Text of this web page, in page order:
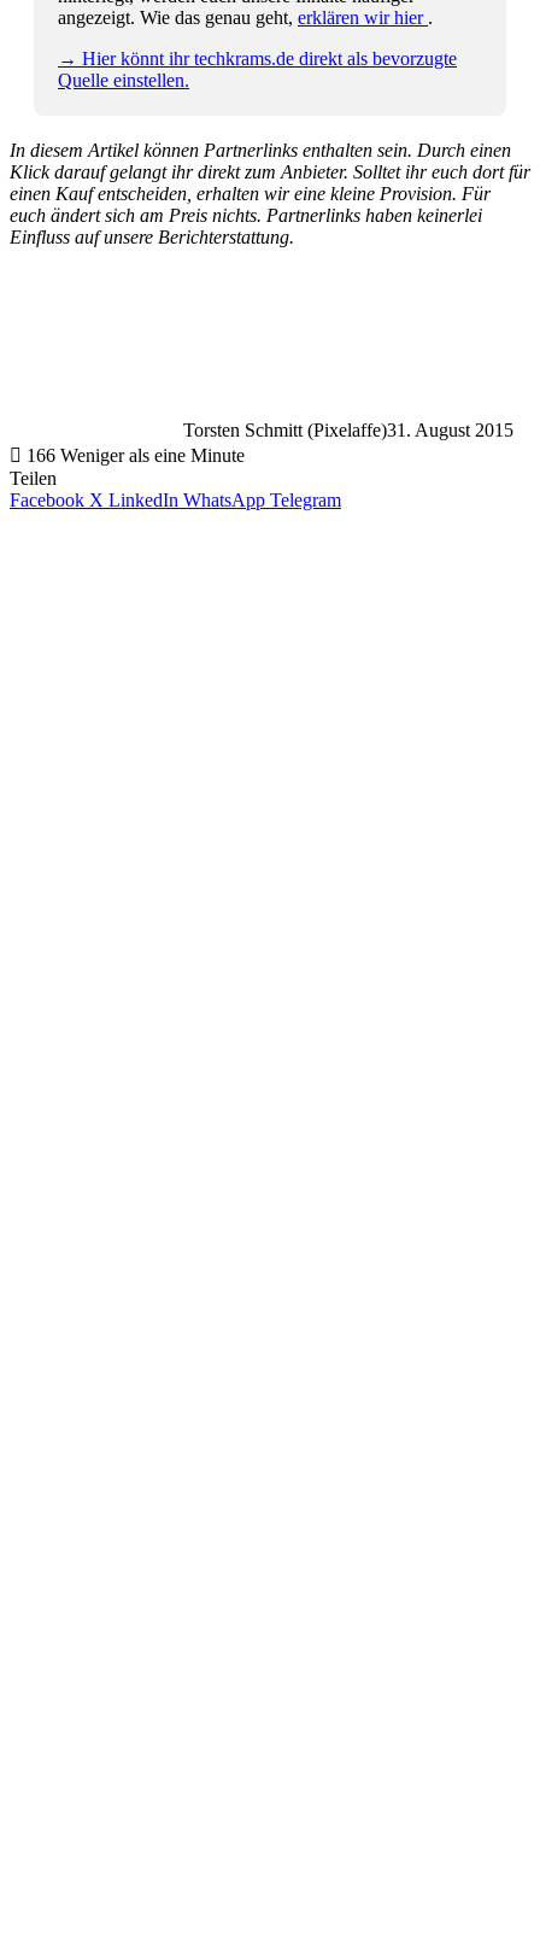
angezeigt. Wie das genau geht, erklären wir hier .
→ Hier könnt ihr techkrams.de direkt als bevorzugte
Quelle einstellen.
In diesem Artikel können Partnerlinks enthalten sein. Durch einen
Klick darauf gelangt ihr direkt zum Anbieter. Solltet ihr euch dort für
einen Kauf entscheiden, erhalten wir eine kleine Provision. Für
euch ändert sich am Preis nichts. Partnerlinks haben keinerlei
Einfluss auf unsere Berichterstattung.
Torsten Schmitt (Pixelaffe)31. August 2015
166 Weniger als eine Minute
Teilen
Facebook X LinkedIn WhatsApp Telegram